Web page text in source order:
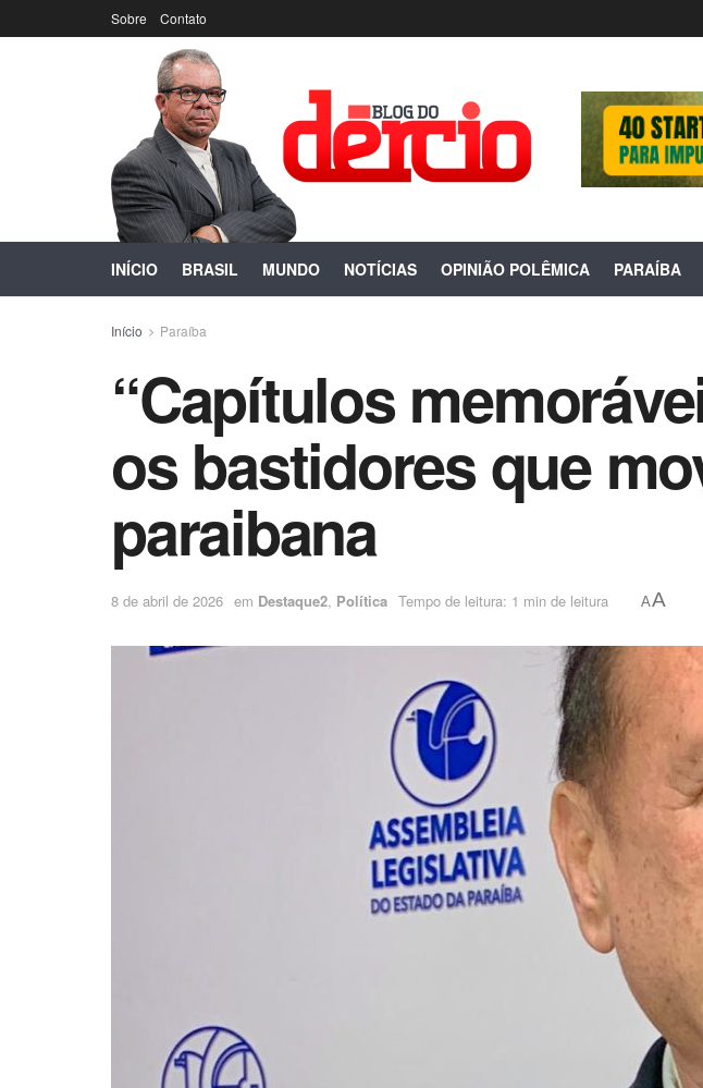
Sobre Contato
INÍCIO BRASIL MUNDO NOTÍCIAS OPINIÃO POLÊMICA PARAÍBA
Início Paraíba
“Capítulos
os bastidores que
paraibana
8 de abril de 2026 em Destaque2, Política Tempo de leitura: 1 min de leitura AA